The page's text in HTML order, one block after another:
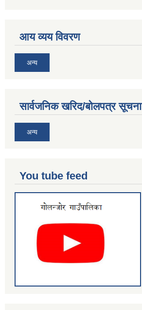
आय व्यय विवरण
अन्य
सार्वजनिक खरिद/बोलपत्र सूचना
अन्य
You tube feed